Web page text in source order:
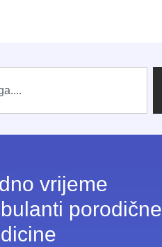
vrijeme
porodične